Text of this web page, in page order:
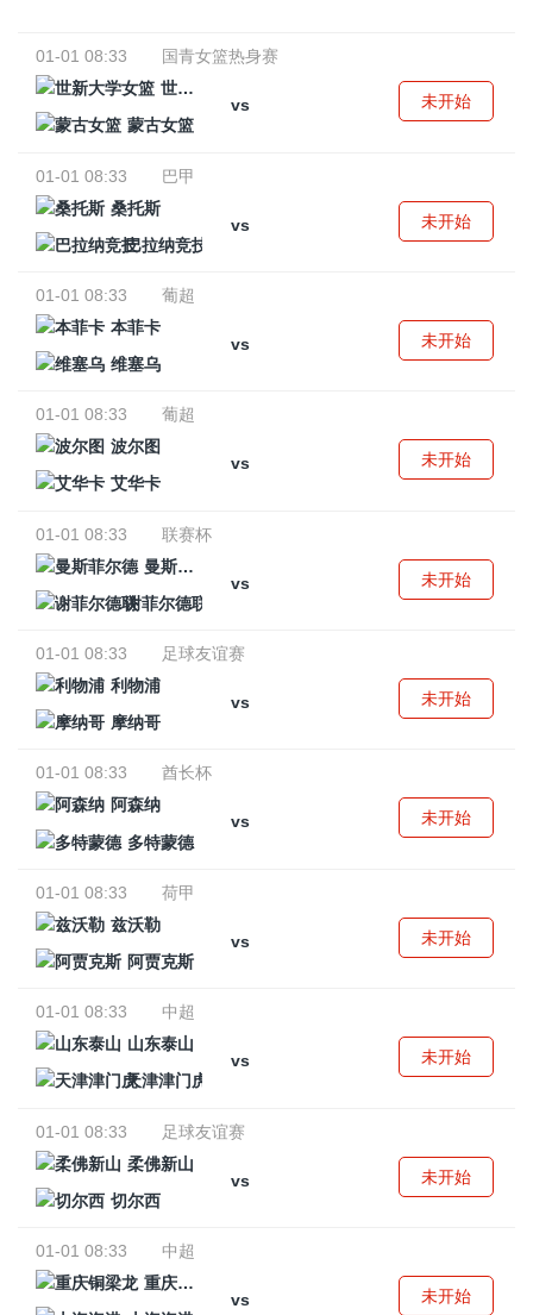
01-01 08:33
国青女篮热身赛
世新大学女篮
vs
蒙古女篮
未开始
01-01 08:33
巴甲
桑托斯
vs
巴拉纳竞技
未开始
01-01 08:33
葡超
本菲卡
vs
维塞乌
未开始
01-01 08:33
葡超
波尔图
vs
艾华卡
未开始
01-01 08:33
联赛杯
曼斯菲尔德
vs
谢菲尔德联
未开始
01-01 08:33
足球友谊赛
利物浦
vs
摩纳哥
未开始
01-01 08:33
酋长杯
阿森纳
vs
多特蒙德
未开始
01-01 08:33
荷甲
兹沃勒
vs
阿贾克斯
未开始
01-01 08:33
中超
山东泰山
vs
天津津门虎
未开始
01-01 08:33
足球友谊赛
柔佛新山
vs
切尔西
未开始
01-01 08:33
中超
重庆铜梁龙
vs
未开始